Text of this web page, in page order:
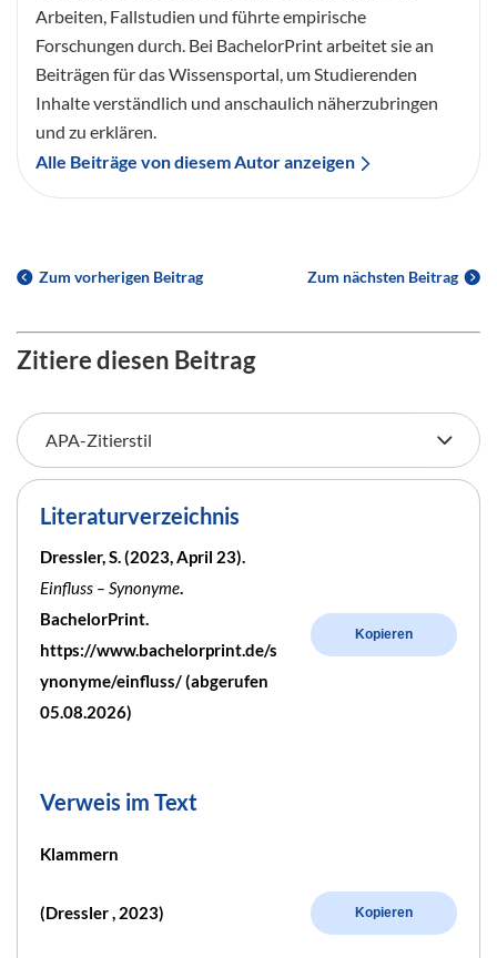
Arbeiten, Fallstudien und führte empirische
Forschungen durch. Bei BachelorPrint arbeitet sie an
Beiträgen für das Wissensportal, um Studierenden
Inhalte verständlich und anschaulich näherzubringen
und zu erklären.
Alle Beiträge von diesem Autor anzeigen
Zum vorherigen Beitrag Zum nächsten Beitrag
Zitiere diesen Beitrag
Literaturverzeichnis
Dressler, S. (2023, April 23).
Einfluss – Synonyme.
BachelorPrint.
https://www.bachelorprint.de/s
ynonyme/einfluss/ (abgerufen
05.08.2026)
Kopieren
Verweis im Text
Klammern
(Dressler , 2023) Kopieren